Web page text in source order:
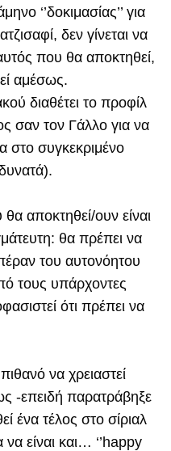
‘’δοκιμασίας’’ για
δεν γίνεται να
που θα αποκτηθεί,
αμέσως.
διαθέτει το προφίλ
σαν τον Γάλλο για να
στο συγκεκριμένο
αποκτηθεί/ουν είναι
θα πρέπει να
του αυτονόητου
τους υπάρχοντες
ότι πρέπει να
να χρειαστεί
-επειδή παρατράβηξε
ένα τέλος στο σίριαλ
είναι και… ‘’happy